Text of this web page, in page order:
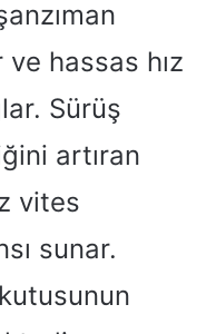
hassas hız
Sürüş
artıran
vites
sunar.